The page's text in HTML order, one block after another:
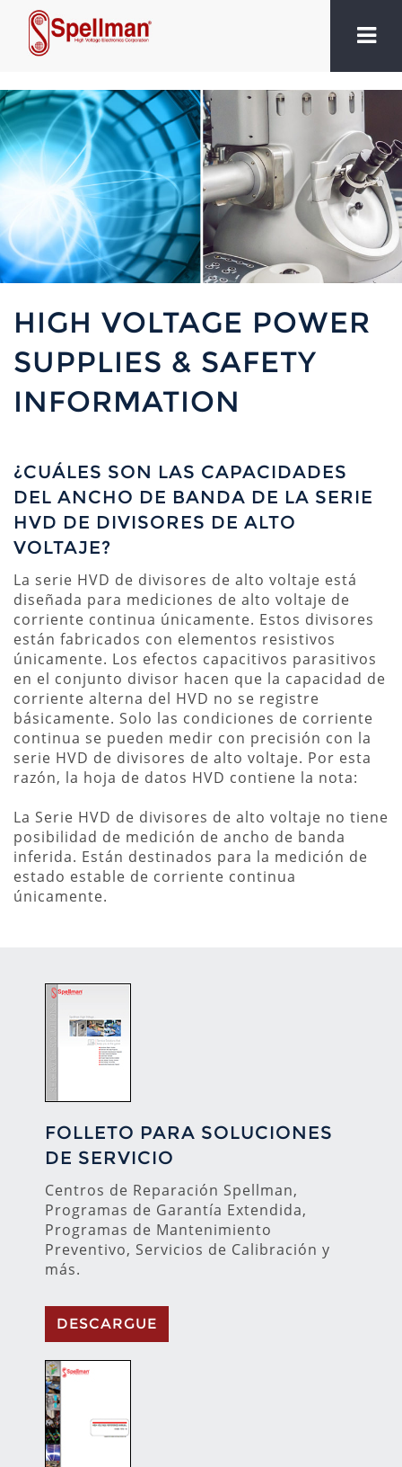
HIGH VOLTAGE POWER
SUPPLIES & SAFETY
INFORMATION
¿CUÁLES SON LAS CAPACIDADES
DEL ANCHO DE BANDA DE LA SERIE
HVD DE DIVISORES DE ALTO
VOLTAJE?
La serie HVD de divisores de alto voltaje está
diseñada para mediciones de alto voltaje de
corriente continua únicamente. Estos divisores
están fabricados con elementos resistivos
únicamente. Los efectos capacitivos parasitivos
en el conjunto divisor hacen que la capacidad de
corriente alterna del HVD no se registre
básicamente. Solo las condiciones de corriente
continua se pueden medir con precisión con la
serie HVD de divisores de alto voltaje. Por esta
razón, la hoja de datos HVD contiene la nota:
La Serie HVD de divisores de alto voltaje no tiene
posibilidad de medición de ancho de banda
inferida. Están destinados para la medición de
estado estable de corriente continua
únicamente.
FOLLETO PARA SOLUCIONES
DE SERVICIO
Centros de Reparación Spellman,
Programas de Garantía Extendida,
Programas de Mantenimiento
Preventivo, Servicios de Calibración y
más.
DESCARGUE